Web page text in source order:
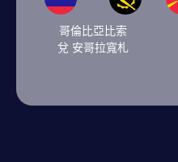
哥倫比亞比索
兌 安哥拉寬札